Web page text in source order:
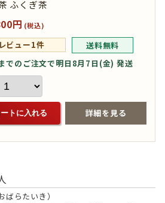
ふくぎ茶
円 (税込)
ビュー1件
送料無料
でのご注文で明日8月7日(金) 発送
トに入れる 詳細を見る
らたいき）